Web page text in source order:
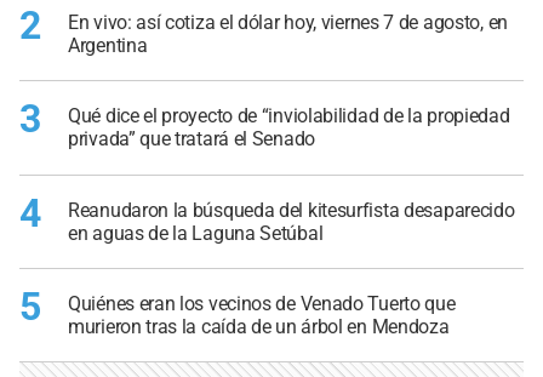
2
En vivo: así cotiza el dólar hoy, viernes 7 de agosto, en
Argentina
3
Qué dice el proyecto de “inviolabilidad de la propiedad
privada” que tratará el Senado
4
Reanudaron la búsqueda del kitesurfista desaparecido
en aguas de la Laguna Setúbal
5
Quiénes eran los vecinos de Venado Tuerto que
murieron tras la caída de un árbol en Mendoza